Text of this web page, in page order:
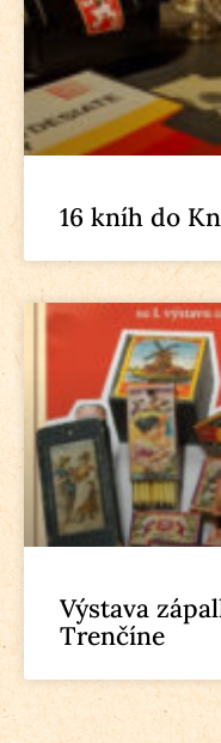
16 kníh do
Výstava
Trenčíne